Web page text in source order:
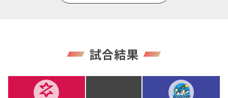
試合結果